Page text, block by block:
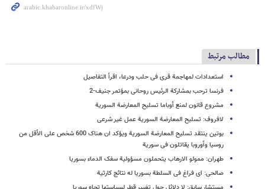
مطالب مرتبط
استعدادات لمهاجمة قرى فی حلب ودرعا، اقرأ التفاصیل
فرنسا ترحب بمشارکة الرئیس روحانی بمؤتمر جنیف-2
مشروع قانون لمنع أوباما تسلیح المعارضة السوریة
لافروف: تسلیح المعارضة السوریة عمل غیر شرعی
بوتین ینتقد تسلیح المعارضة السوریة ویؤکد ان هناک 600 شخص على الأقل من
روسیا وأوروبا یقاتلون فی سوریة
طهران: ممولو الارهاب یتحملون مسؤولیة سفک الدماء بسوریا
صالحی: ای فراغ فی السلطة بسوریا له نتائج کارثیة